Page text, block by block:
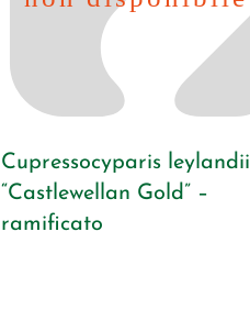
Cupressocyparis leylandii
“Castlewellan Gold” –
ramificato